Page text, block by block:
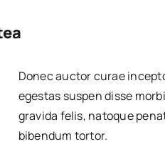
Donec auctor curae
egestas suspen disse
gravida felis, natoque
bibendum tortor.